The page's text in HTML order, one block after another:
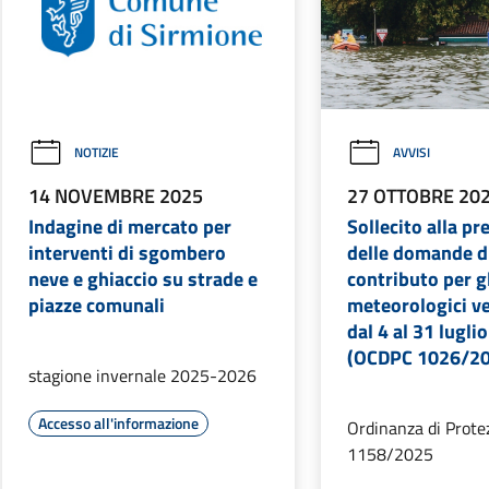
NOTIZIE
14 NOVEMBRE 2025
Indagine di mercato per
interventi di sgombero
neve e ghiaccio su strade e
piazze comunali
stagione invernale 2025-2026
Accesso all'informazione
AVVISI
27 OTTOBRE
Sollecito alla
delle domande
contributo per
meteorologici
dal 4 al 31
(OCDPC 1026/
Ordinanza di
1158/2025